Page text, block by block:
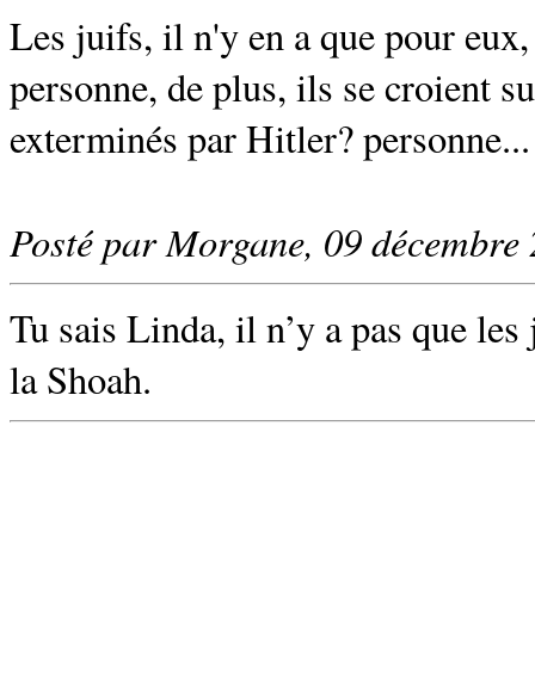
Les juifs, il n'y en a que pour
personne, de plus, ils se croient
exterminés par Hitler? personne...
Posté par Morgane, 09
Tu sais Linda, il n’y a pas que
la Shoah.